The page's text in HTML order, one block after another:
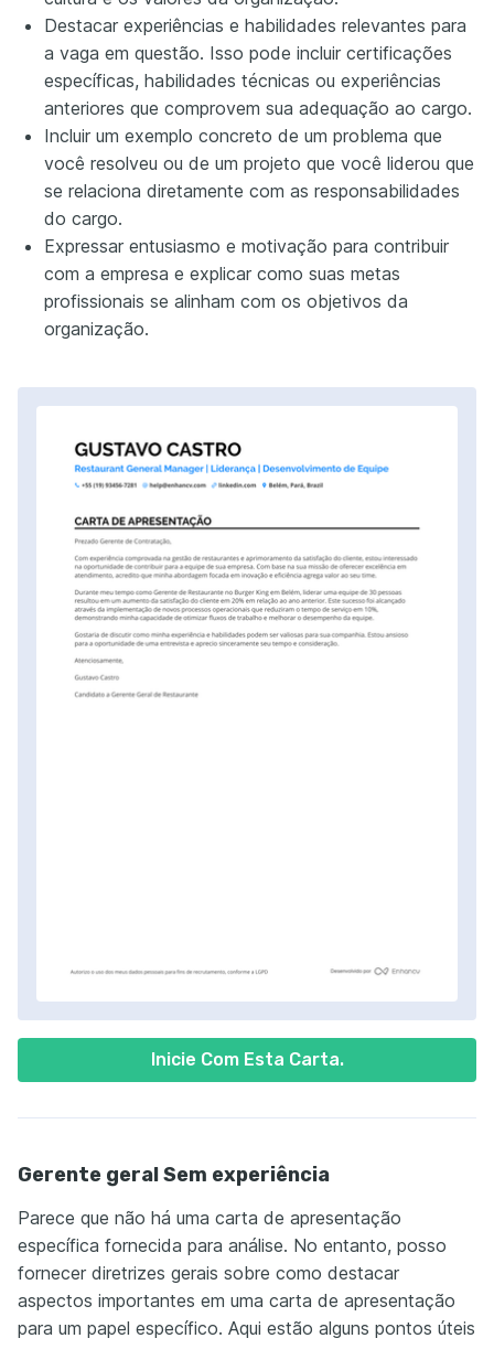
Inicie Com Esta Carta.
Destacar experiências e habilidades relevantes para
a vaga em questão. Isso pode incluir certificações
específicas, habilidades técnicas ou experiências
anteriores que comprovem sua adequação ao cargo.
Incluir um exemplo concreto de um problema que
você resolveu ou de um projeto que você liderou que
se relaciona diretamente com as responsabilidades
do cargo.
Expressar entusiasmo e motivação para contribuir
com a empresa e explicar como suas metas
profissionais se alinham com os objetivos da
organização.
Gerente geral Sem experiência
Parece que não há uma carta de apresentação
específica fornecida para análise. No entanto, posso
fornecer diretrizes gerais sobre como destacar
aspectos importantes em uma carta de apresentação
para um papel específico. Aqui estão alguns pontos úteis